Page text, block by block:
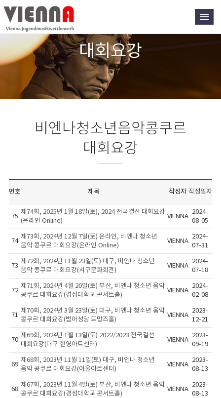
대회요강
비엔나청소년음악콩쿠르
대회요강
번호 제목 작성자 작성일자
75
제74회, 2025년 1월 18일(토), 2024 전국결선 대회요강
(온라인 Online)
VIENNA
2024-
08-05
74
제73회, 2024년 12월 7일(토) 온라인, 비엔나 청소년
음악 콩쿠르 대회요강(온라인 Online)
VIENNA
2024-
07-31
73
제72회, 2024년 11월 23일(토) 대구, 비엔나 청소년
음악 콩쿠르 대회요강(서구문화회관)
VIENNA
2024-
07-18
72
제71회, 2024년 4월 20일(토) 부산, 비엔나 청소년 음악
콩쿠르 대회요강(경성대학교 콘서트홀)
VIENNA
2024-
02-08
71
제70회, 2024년 3월 23일(토) 대구, 비엔나 청소년 음악
콩쿠르 대회요강(범어성당 드망즈홀)
VIENNA
2023-
12-21
70
제69회, 2024년 1월 13일(토) 2022/2023 전국결선
대회요강(대구 한영아트센터)
VIENNA
2023-
09-19
69
제68회, 2023년 11월 11일(토) 대구, 비엔나 청소년
음악 콩쿠르 대회요강(어울아트센터)
VIENNA
2023-
08-13
68
제67회, 2023년 11월 4일(토) 부산, 비엔나 청소년 음악
콩쿠르 대회요강(경성대학교 콘서트홀)
VIENNA
2023-
08-13